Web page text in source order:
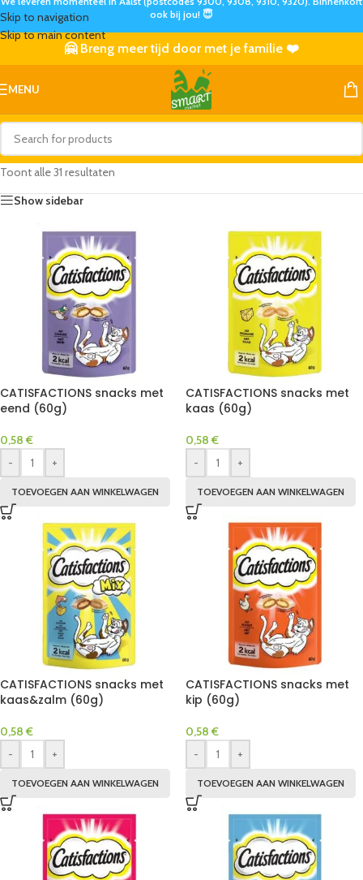
Skip to navigation
Skip to main content
ook bij jou! 😇
🤗 Breng meer tijd door met je familie ❤️
MENU
Toont alle 31 resultaten
Show sidebar
CATISFACTIONS snacks met
eend (60g)
0,58 €
-
+
TOEVOEGEN AAN WINKELWAGEN
CATISFACTIONS snacks met
kaas (60g)
0,58 €
-
+
TOEVOEGEN AAN WINKELWAGEN
CATISFACTIONS snacks met
kaas&zalm (60g)
0,58 €
-
+
TOEVOEGEN AAN WINKELWAGEN
CATISFACTIONS snacks met
kip (60g)
0,58 €
-
+
TOEVOEGEN AAN WINKELWAGEN